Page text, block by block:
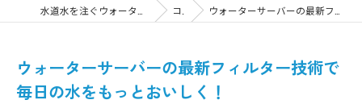
コラム ウォーターサーバーの最新フィルター技術で毎日の水をもっとおいしく！
ウォーターサーバーの最新フィルター技術で
毎日の水をもっとおいしく！